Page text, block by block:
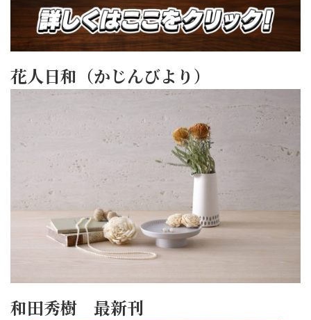
花人日和（かじんびより）
和田秀樹 最新刊